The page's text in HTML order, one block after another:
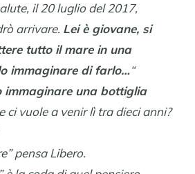
il 20 luglio del 2017,
arrivare. Lei è giovane, si
tutto il mare in una
immaginare di farlo…“
immaginare una bottiglia
ci vuole a venir lì tra dieci anni?
pensa Libero.